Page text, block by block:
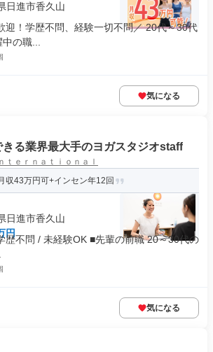
日進市香久山
迎！学歴不問、経験一切不問／ 20代～30代
の職...
気になる
る業界最大手のヨガスタジオstaff
ｅｒｎａｔｉｏｎａｌ
収43万円可+インセン年12回
日進市香久山
円
歴不問 / 未経験OK ■先輩の前職 20～30代の
気になる